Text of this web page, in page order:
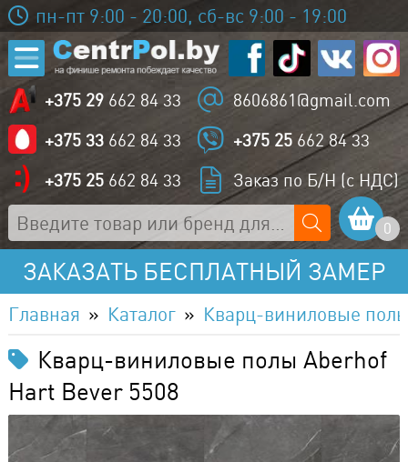
пн-пт 9:00 - 20:00, сб-вс 9:00 - 19:00
+375 29 662 84 33
8606861@gmail.com
+375 33 662 84 33 +375 25 662 84 33
+375 25 662 84 33 Заказ по Б/Н (с НДС)
0
ЗАКАЗАТЬ БЕСПЛАТНЫЙ ЗАМЕР
Главная Каталог Кварц-виниловые
Кварц-виниловые полы Aberhof
Hart Bever 5508